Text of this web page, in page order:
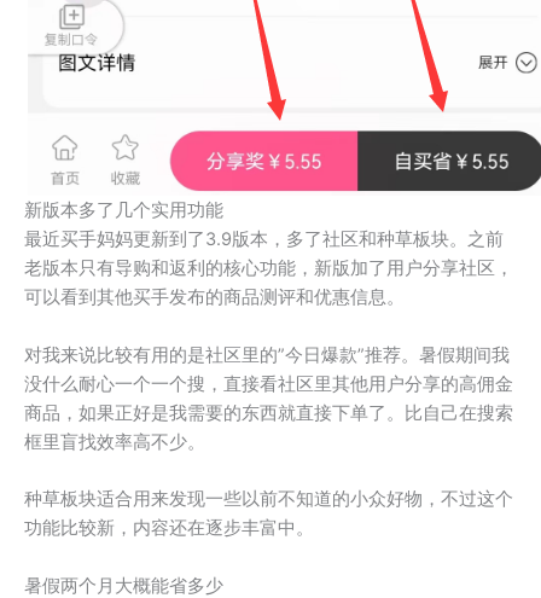
新版本多了几个实用功能
最近买手妈妈更新到了3.9版本，多了社区和种草板块。之前
老版本只有导购和返利的核心功能，新版加了用户分享社区，
可以看到其他买手发布的商品测评和优惠信息。
对我来说比较有用的是社区里的”今日爆款”推荐。暑假期间我
没什么耐心一个一个搜，直接看社区里其他用户分享的高佣金
商品，如果正好是我需要的东西就直接下单了。比自己在搜索
框里盲找效率高不少。
种草板块适合用来发现一些以前不知道的小众好物，不过这个
功能比较新，内容还在逐步丰富中。
暑假两个月大概能省多少